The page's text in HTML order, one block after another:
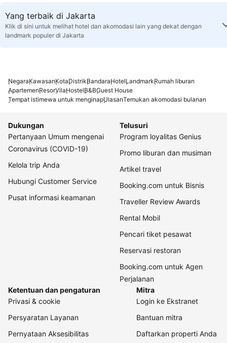
Yang terbaik di Jakarta
Klik di sini untuk melihat hotel dan akomodasi lain yang dekat dengan
landmark populer di Jakarta
NegaraKawasanKotaDistrikBandaraHotelLandmarkRumah liburan
ApartemenResorVilaHostelB&BGuest House
Tempat istimewa untuk menginapUlasanTemukan akomodasi bulanan
Dukungan
Pertanyaan Umum mengenai
Coronavirus (COVID-19)
Kelola trip Anda
Hubungi Customer Service
Pusat informasi keamanan
Telusuri
Program loyalitas Genius
Promo liburan dan musiman
Artikel travel
Booking.com untuk Bisnis
Traveller Review Awards
Rental Mobil
Pencari tiket pesawat
Reservasi restoran
Booking.com untuk Agen
Perjalanan
Ketentuan dan pengaturan
Privasi & cookie
Persyaratan Layanan
Pernyataan Aksesibilitas
Mitra
Login ke Ekstranet
Bantuan mitra
Daftarkan properti Anda